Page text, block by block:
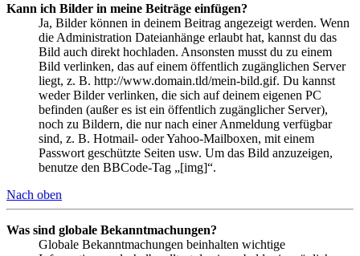
Kann ich Bilder in meine Beiträge einfügen?
Ja, Bilder können in deinem Beitrag angezeigt werden. Wenn
die Administration Dateianhänge erlaubt hat, kannst du das
Bild auch direkt hochladen. Ansonsten musst du zu einem
Bild verlinken, das auf einem öffentlich zugänglichen Server
liegt, z. B. http://www.domain.tld/mein-bild.gif. Du kannst
weder Bilder verlinken, die sich auf deinem eigenen PC
befinden (außer es ist ein öffentlich zugänglicher Server),
noch zu Bildern, die nur nach einer Anmeldung verfügbar
sind, z. B. Hotmail- oder Yahoo-Mailboxen, mit einem
Passwort geschützte Seiten usw. Um das Bild anzuzeigen,
benutze den BBCode-Tag „[img]“.
Nach oben
Was sind globale Bekanntmachungen?
Globale Bekanntmachungen beinhalten wichtige